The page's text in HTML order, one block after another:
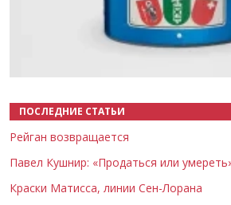
ПОСЛЕДНИЕ СТАТЬИ
Рейган возвращается
Павел Кушнир: «Продаться или
Краски Матисса, линии Сен-Лорана